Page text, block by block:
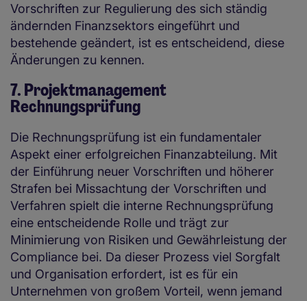
Vorschriften zur Regulierung des sich ständig
ändernden Finanzsektors eingeführt und
bestehende geändert, ist es entscheidend, diese
Änderungen zu kennen.
7. Projektmanagement
Rechnungsprüfung
Die Rechnungsprüfung ist ein fundamentaler
Aspekt einer erfolgreichen Finanzabteilung. Mit
der Einführung neuer Vorschriften und höherer
Strafen bei Missachtung der Vorschriften und
Verfahren spielt die interne Rechnungsprüfung
eine entscheidende Rolle und trägt zur
Minimierung von Risiken und Gewährleistung der
Compliance bei. Da dieser Prozess viel Sorgfalt
und Organisation erfordert, ist es für ein
Unternehmen von großem Vorteil, wenn jemand